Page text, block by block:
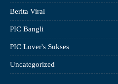
Berita Viral
PIC Bangli
PIC Lover's Sukses
Uncategorized